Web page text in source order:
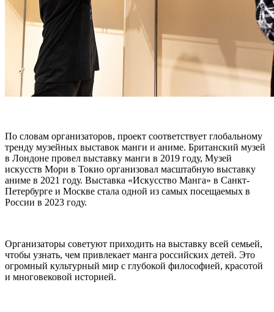
По словам организаторов, проект соответствует глобальному
тренду музейных выставок манги и аниме. Британский музей
в Лондоне провел выставку манги в 2019 году, Музей
искусств Мори в Токио организовал масштабную выставку
аниме в 2021 году. Выставка «Искусство Манга» в Санкт-
Петербурге и Москве стала одной из самых посещаемых в
России в 2023 году.
Организаторы советуют приходить на выставку всей семьей,
чтобы узнать, чем привлекает манга российских детей. Это
огромный культурный мир с глубокой философией, красотой
и многовековой историей.